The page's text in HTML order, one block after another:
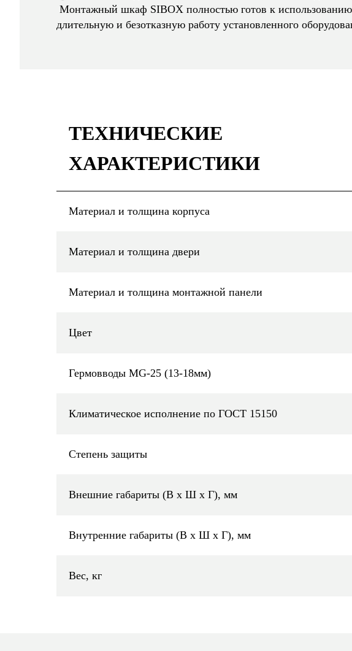
Монтажный шкаф SIBOX полностью готов к использованию
длительную и безотказную работу установленного
ТЕХНИЧЕСКИЕ
ХАРАКТЕРИСТИКИ
Материал и толщина корпуса
Материал и толщина двери
Материал и толщина монтажной панели
Цвет
Гермовводы MG-25 (13-18мм)
Климатическое исполнение по ГОСТ 15150
Степень защиты
Внешние габариты (В х Ш х Г), мм
Внутренние габариты (В х Ш х Г), мм
Вес, кг